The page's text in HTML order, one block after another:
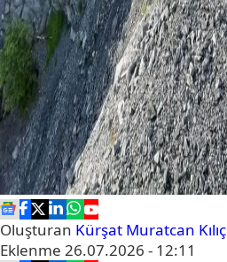
Oluşturan Kürşat Muratcan Kılıç
Eklenme 26.07.2026 - 12:11